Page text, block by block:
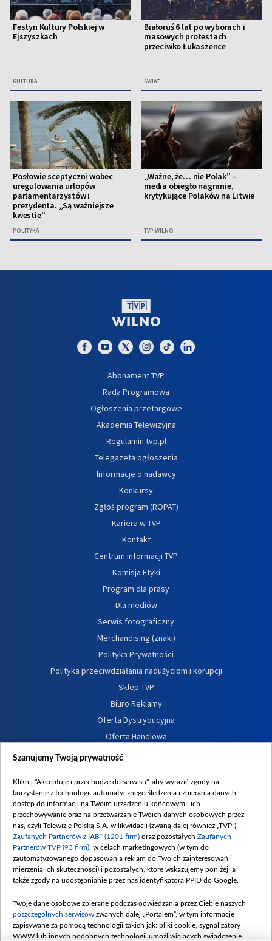
Festyn Kultury Polskiej w
Ejszyszkach
KULTURA
Białoruś 6 lat po wyborach i
masowych protestach
przeciwko Łukaszence
ŚWIAT
Posłowie sceptyczni wobec
uregulowania urlopów
parlamentarzystów i
prezydenta. „Są ważniejsze
kwestie”
POLITYKA
„Ważne, że… nie Polak” –
media obiegło nagranie,
krytykujące Polaków na Litwie
TVP WILNO
Abonament TVP
Rada Programowa
Ogłoszenia przetargowe
Akademia Telewizyjna
Regulamin tvp.pl
Telegazeta ogłoszenia
Informacje o nadawcy
Konkursy
Zgłoś program (ROPAT)
Kariera w TVP
Kontakt
Centrum informacji TVP
Komisja Etyki
Program dla prasy
Dla mediów
Serwis fotograficzny
Merchandising (znaki)
Polityka Prywatności
Polityka przeciwdziałania nadużyciom i korupcji
Sklep TVP
Biuro Reklamy
Oferta Dystrybucyjna
Oferta Handlowa
Dostępność
Procedura zgłoszeń wewnętrznych
Szanujemy Twoją prywatność
Kliknij "Akceptuję i przechodzę do serwisu", aby wyrazić zgody na
korzystanie z technologii automatycznego śledzenia i zbierania danych,
dostęp do informacji na Twoim urządzeniu końcowym i ich
przechowywanie oraz na przetwarzanie Twoich danych osobowych przez
nas, czyli Telewizję Polską S.A. w likwidacji (zwaną dalej również „TVP”),
Zaufanych Partnerów z IAB* (1201 firm) oraz pozostałych Zaufanych
Partnerów TVP (93 firm) , w celach marketingowych (w tym do
zautomatyzowanego dopasowania reklam do Twoich zainteresowań i
mierzenia ich skuteczności) i pozostałych, które wskazujemy poniżej, a
także zgody na udostępnianie przez nas identyfikatora PPID do Google.
Twoje dane osobowe zbierane podczas odwiedzania przez Ciebie naszych
poszczególnych serwisów zwanych dalej „Portalem”, w tym informacje
zapisywane za pomocą technologii takich jak: pliki cookie, sygnalizatory
WWW lub innych podobnych technologii umożliwiających świadczenie